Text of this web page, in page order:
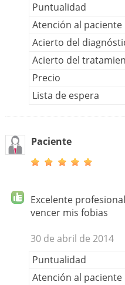
Puntualidad
Atención al paciente
Acierto del
Acierto del
Precio
Lista de espera
Paciente
Excelente
vencer mis fobias
30 de abril de 2014
Puntualidad
Atención al paciente